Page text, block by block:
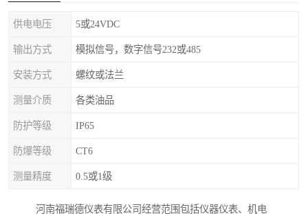
供电电压 5或24VDC
输出方式 模拟信号，数字信号232或485
安装方式 螺纹或法兰
测量介质 各类油品
防护等级 IP65
防爆等级 CT6
测量精度 0.5或1级
河南福瑞德仪表有限公司经营范围包括仪器仪表、机电